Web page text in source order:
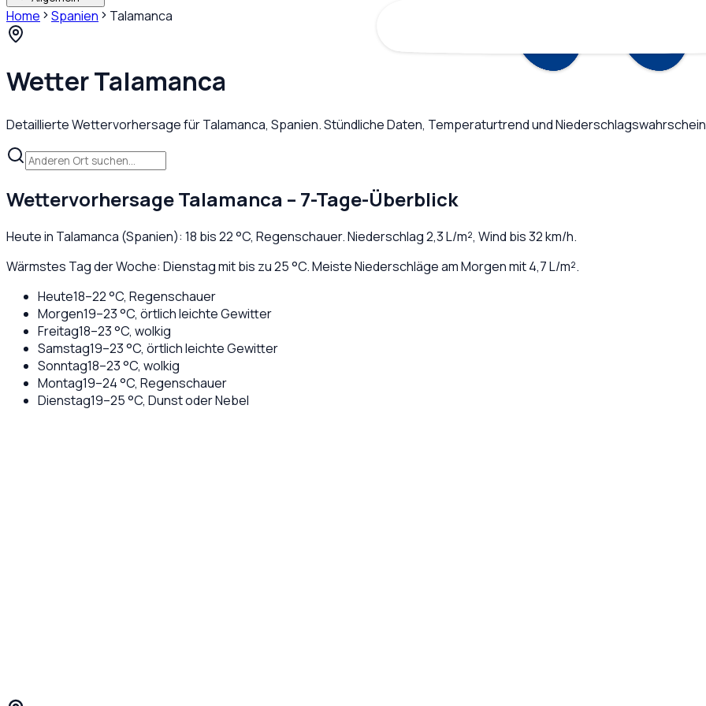
Home Spanien Talamanca
WetterTalamanca
Detaillierte Wettervorhersage fürTalamanca, Spanien. Stündliche Daten, Temperaturtrend und
WettervorhersageTalamanca – 7-Tage-Überblick
Heute in Talamanca (Spanien): 18 bis22°C, Regenschauer. Niederschlag2,3L/m², Wind bis32km/h.
Wärmstes Tag der Woche: Dienstag mit bis zu 25 °C. Meiste Niederschläge am Morgen mit 4,7 L/m².
Heute18–22°C, Regenschauer
Morgen19–23°C, örtlich leichte Gewitter
Freitag18–23°C, wolkig
Samstag19–23°C, örtlich leichte Gewitter
Sonntag18–23°C, wolkig
Montag19–24°C, Regenschauer
Dienstag19–25°C, Dunst oder Nebel